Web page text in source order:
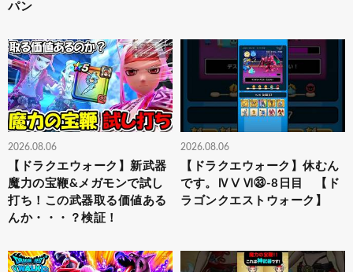
パン
2026.08.06
【ドラクエウォーク】新武器
魔力の宝鞭&メガモンで試し
打ち！この武器取る価値ある
んか・・・？検証！
2026.08.06
【ドラクエウォーク】休むん
です。ⅣⅤⅥ㉝-8日目 【ド
ラゴンクエストウォーク】